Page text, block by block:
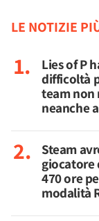
LE NOTIZIE
Lies of P
difficoltà
team non
neanche
Steam
giocatore
470 ore
modalità